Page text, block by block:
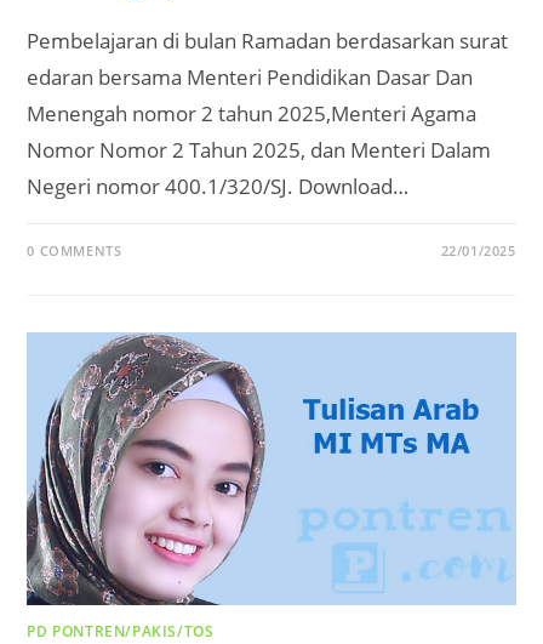
Pembelajaran di bulan Ramadan berdasarkan surat
edaran bersama Menteri Pendidikan Dasar Dan
Menengah nomor 2 tahun 2025,Menteri Agama
Nomor Nomor 2 Tahun 2025, dan Menteri Dalam
Negeri nomor 400.1/320/SJ. Download…
0 COMMENTS 22/01/2025
PD PONTREN/PAKIS/TOS